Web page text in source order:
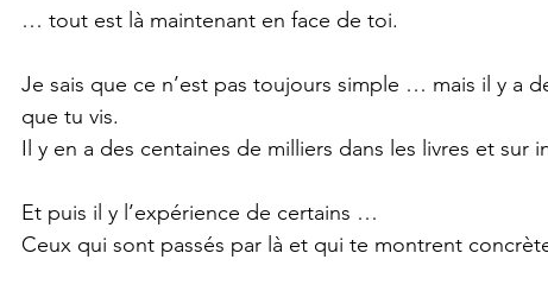
… tout est là maintenant en face de toi.
Je sais que ce n’est pas toujours simple … mais il y a
que tu vis.
Il y en a des centaines de milliers dans les livres et sur
Et puis il y l’expérience de certains …
Ceux qui sont passés par là et qui te montrent